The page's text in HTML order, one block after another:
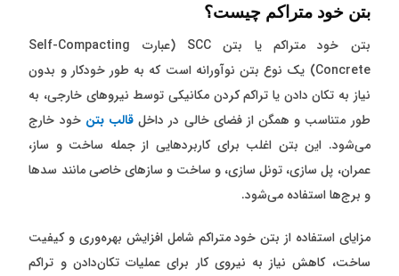
بتن خود متراکم چیست؟
بتن خود متراکم یا بتن SCC (عبارت Self-Compacting
Concrete) یک نوع بتن نوآورانه است که به طور خودکار و بدون
نیاز به تکان دادن یا تراکم کردن مکانیکی توسط نیروهای خارجی، به
طور متناسب و همگن از فضای خالی در داخلقالب بتن خود خارج
می‌شود. این بتن اغلب برای کاربردهایی از جمله ساخت و ساز،
عمران، پل سازی، تونل سازی، و ساخت و سازهای خاصی مانند سدها
و برج‌ها استفاده می‌شود.
مزایای استفاده از بتن خود متراکم شامل افزایش بهره‌وری و کیفیت
ساخت، کاهش نیاز به نیروی کار برای عملیات تکان‌دادن و تراکم